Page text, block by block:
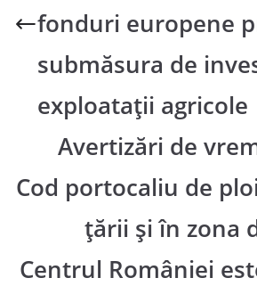
fonduri europene
submăsura de
exploataţii agricole
Avertizări de
Cod portocaliu de
țării și în zona
Centrul României